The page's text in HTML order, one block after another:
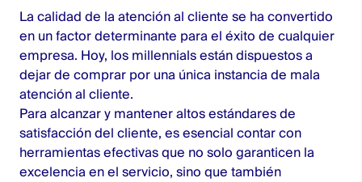
La calidad de la atención al cliente se ha convertido
en un factor determinante para el éxito de cualquier
empresa. Hoy, los millennials están dispuestos a
dejar de comprar por una única instancia de mala
atención al cliente.
Para alcanzar y mantener altos estándares de
satisfacción del cliente, es esencial contar con
herramientas efectivas que no solo garanticen la
excelencia en el servicio, sino que también